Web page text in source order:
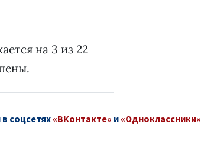
на 3 из 22
в соцсетях «ВКонтакте» и «Одноклассники»